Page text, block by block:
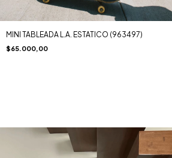
MINI TABLEADA L.A. ESTATICO (963497)
$65.000,00